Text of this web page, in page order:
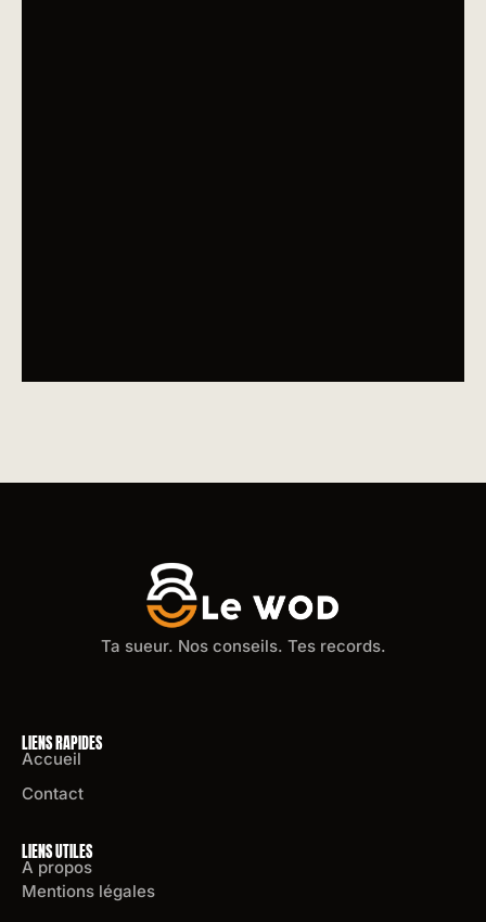
Ta sueur. Nos conseils. Tes records.
LIENS RAPIDES
Accueil
Contact
LIENS UTILES
A propos
Mentions légales